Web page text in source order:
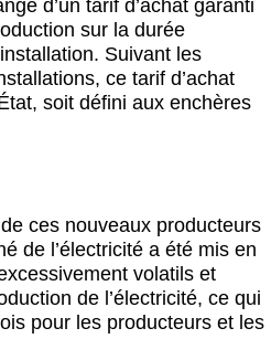
d’un tarif d’achat garanti
sur la durée
Suivant les
ce tarif d’achat
soit défini aux enchères
ces nouveaux producteurs
de l’électricité a été mis en
volatils et
de l’électricité, ce qui
pour les producteurs et les